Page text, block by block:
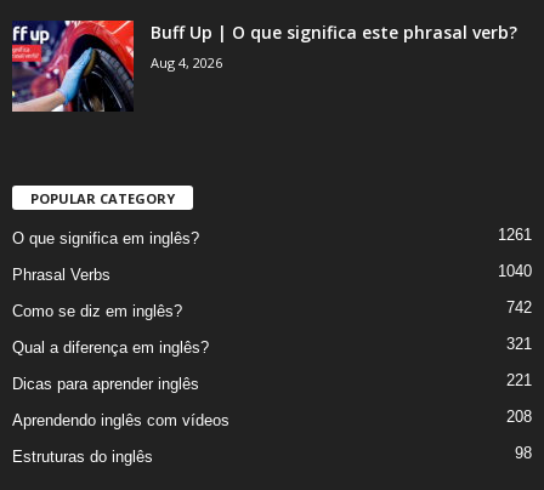
Buff Up | O que significa este phrasal verb?
Aug 4, 2026
POPULAR CATEGORY
O que significa em inglês? 1261
Phrasal Verbs 1040
Como se diz em inglês? 742
Qual a diferença em inglês? 321
Dicas para aprender inglês 221
Aprendendo inglês com vídeos 208
Estruturas do inglês 98